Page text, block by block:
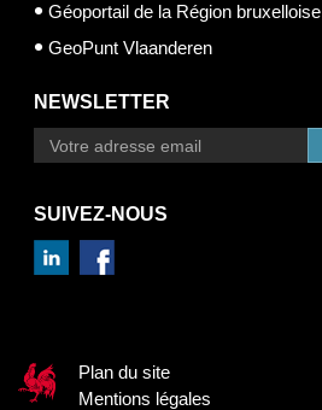
Géoportail de la Région bruxelloise
GeoPunt Vlaanderen
NEWSLETTER
SUIVEZ-NOUS
Plan du site
Mentions légales